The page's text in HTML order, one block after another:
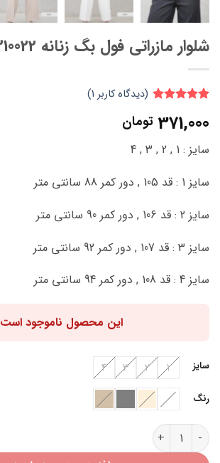
شلوار مازراتی فول بگ زنانه E310022
5 امتیاز
مشتری
(دیدگاه کاربر 1
)
371,000 تومان
سایز : 1 , 2 , 3 , 4
سایز 1 : قد 105 , دور کمر 88 سانتی متر
سایز 2 : قد 106 , دور کمر 90 سانتی متر
سایز 3 : قد 107 , دور کمر 92 سانتی متر
سایز 4 : قد 108 , دور کمر 94 سانتی متر
این محصول ناموجود است
سایز 1
2
3
4
رنگ
شلوار مازراتی فول بگ زنانه E310022 عدد